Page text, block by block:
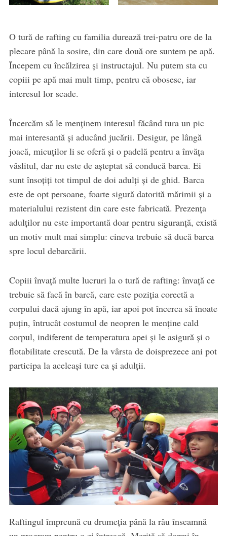
O tură de rafting cu familia durează trei-patru ore de la
plecare până la sosire, din care două ore suntem pe apă.
Începem cu încălzirea și instructajul. Nu putem sta cu
copiii pe apă mai mult timp, pentru că obosesc, iar
interesul lor scade.
Încercăm să le menținem interesul făcând tura un pic
mai interesantă și aducând jucării. Desigur, pe lângă
joacă, micuților li se oferă și o padelă pentru a învăța
vâslitul, dar nu este de așteptat să conducă barca. Ei
sunt însoțiți tot timpul de doi adulți și de ghid. Barca
este de opt persoane, foarte sigură datorită mărimii și a
materialului rezistent din care este fabricată. Prezența
adulților nu este importantă doar pentru siguranță, există
un motiv mult mai simplu: cineva trebuie să ducă barca
spre locul debarcării.
Copiii învață multe lucruri la o tură de rafting: învață ce
trebuie să facă în barcă, care este poziția corectă a
corpului dacă ajung în apă, iar apoi pot încerca să înoate
puțin, întrucât costumul de neopren le menține cald
corpul, indiferent de temperatura apei și le asigură și o
flotabilitate crescută. De la vârsta de doisprezece ani pot
participa la aceleași ture ca și adulții.
Raftingul împreună cu drumeția până la râu înseamnă